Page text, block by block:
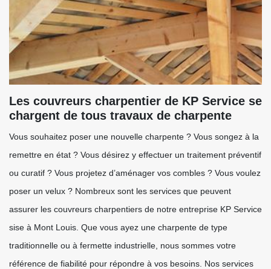
Les couvreurs charpentier de KP Service se
chargent de tous travaux de charpente
Vous souhaitez poser une nouvelle charpente ? Vous songez à la
remettre en état ? Vous désirez y effectuer un traitement préventif
ou curatif ? Vous projetez d’aménager vos combles ? Vous voulez
poser un velux ? Nombreux sont les services que peuvent
assurer les couvreurs charpentiers de notre entreprise KP Service
sise à Mont Louis. Que vous ayez une charpente de type
traditionnelle ou à fermette industrielle, nous sommes votre
référence de fiabilité pour répondre à vos besoins. Nos services